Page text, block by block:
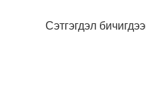
Сэтгэгдэл